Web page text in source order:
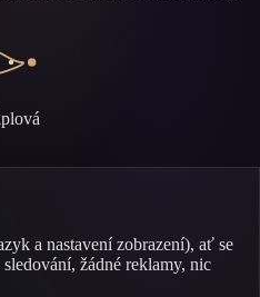
a nastavení zobrazení), ať se
žádné reklamy, nic